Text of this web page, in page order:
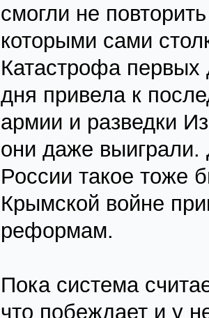
смогли не
которыми сами
Катастрофа
дня привела к
армии и разведки
они даже выиграли.
России такое тоже
Крымской войне
реформам.
Пока система
что побеждает и у